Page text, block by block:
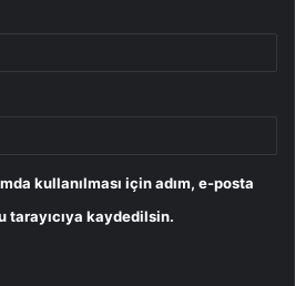
kullanılması için adım, e-posta
tarayıcıya kaydedilsin.